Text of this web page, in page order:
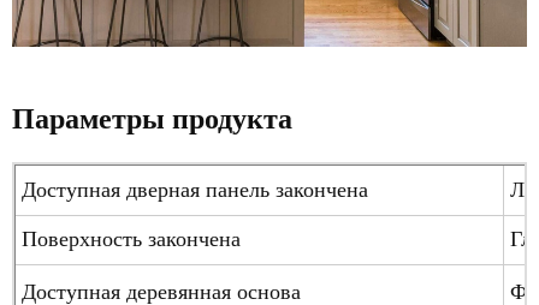
Параметры продукта
Доступная дверная панель закончена
Поверхность закончена
Доступная деревянная основа